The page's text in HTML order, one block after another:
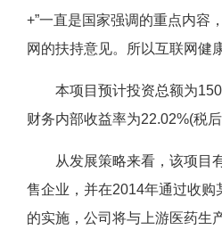
+”一直是国家强调的重点内容
网的扶持意见。所以互联网健
本项目预计投资总额为
财务内部收益率为22.02%(税
从发展策略来看，该项目有
售企业，并在2014年通过收
的实施，公司将与上游医药生